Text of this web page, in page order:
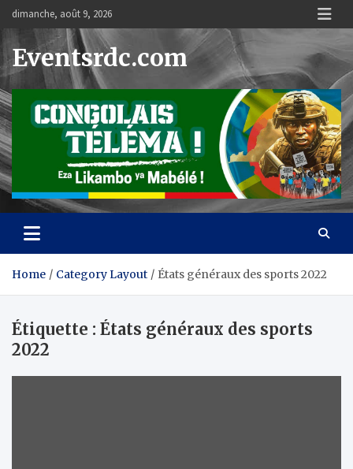
Skip
content
dimanche, août 9, 2026
Eventsrdc.com
Home Category Layout États généraux des sports 2022
Étiquette : États généraux des sports
2022